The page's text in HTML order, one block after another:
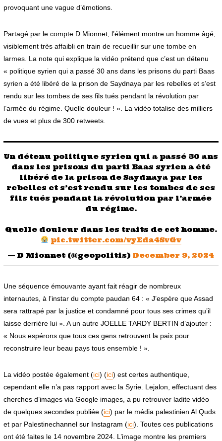
provoquant une vague d’émotions.
Partagé par le compte D Mionnet, l’élément montre un homme âgé,
visiblement très affaibli en train de recueillir sur une tombe en
larmes. La note qui explique la vidéo prétend que c’est un détenu
« politique syrien qui a passé 30 ans dans les prisons du parti Baas
syrien a été libéré de la prison de Saydnaya par les rebelles et s’est
rendu sur les tombes de ses fils tués pendant la révolution par
l’armée du régime. Quelle douleur ! ». La vidéo totalise des milliers
de vues et plus de 300 retweets.
Un détenu politique syrien qui a passé 30 ans
dans les prisons du parti Baas syrien a été
libéré de la prison de Saydnaya par les
rebelles et s’est rendu sur les tombes de ses
fils tués pendant la révolution par l’armée
du régime.
Quelle douleur dans les traits de cet homme.
pic.twitter.com/vyEda4SvGv
— D Mionnet (@geopolitis) December 9, 2024
Une séquence émouvante ayant fait réagir de nombreux
internautes, à l’instar du compte paudan 64 : « J’espère que Assad
sera rattrapé par la justice et condamné pour tous ses crimes qu’il
laisse derrière lui ». A un autre JOELLE TARDY BERTIN d’ajouter :
« Nous espérons que tous ces gens retrouvent la paix pour
reconstruire leur beau pays tous ensemble ! ».
La vidéo postée également (ici) (ici) est certes authentique,
cependant elle n’a pas rapport avec la Syrie. Lejalon, effectuant des
cherches d’images via Google images, a pu retrouver ladite vidéo
de quelques secondes publiée (ici) par le média palestinien Al Quds
et par Palestinechannel sur Instagram (ici). Toutes ces publications
ont été faites le 14 novembre 2024. L’image montre les premiers